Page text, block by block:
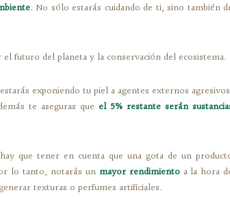
. No sólo estarás cuidando de ti, sino también
futuro del planeta y la conservación del ecosistema.
exponiendo tu piel a agentes externos
te aseguras que el 5% restante serán
que tener en cuenta que una gota de un
lo tanto, notarás un mayor rendimiento a la hora
texturas o perfumes artificiales.